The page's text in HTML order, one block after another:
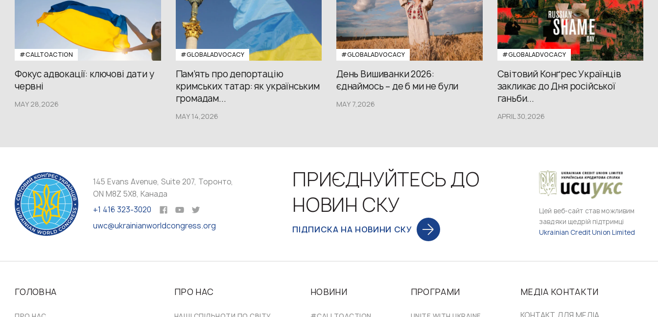
#CALLTOACTION
Фокус адвокації: ключові дати у
червні
MAY 28,2026
#GLOBALADVOCACY
Пам’ять про депортацію
кримських татар: як українським
громадам...
MAY 14,2026
#GLOBALADVOCACY
День Вишиванки 2026:
єднаймось – де б ми не були
MAY 7,2026
#GLOBALADVOCACY
Світовий Конґрес Українців
закликає до Дня російської
ганьби...
APRIL 30,2026
145 Evans Avenue, Suite 207, Торонто,
ON M8Z 5X8, Канада
+1 416 323-3020
uwc@ukrainianworldcongress.org
ПРИЄДНУЙТЕСЬ ДО
НОВИН СКУ
ПІДПИСКА НА НОВИНИ СКУ
Цей веб-сайт став можливим
завдяки щедрій підтримці
Ukrainian Credit Union Limited
ГОЛОВНА ПРО НАС НОВИНИ ПРОГРАМИ МЕДІА КОНТАКТИ